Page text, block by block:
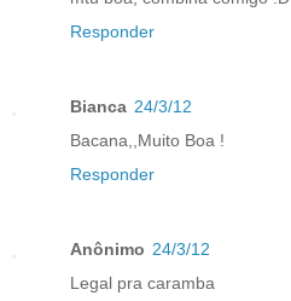
Responder
Bianca 24/3/12
Bacana,,Muito Boa !
Responder
Anônimo 24/3/12
Legal pra caramba